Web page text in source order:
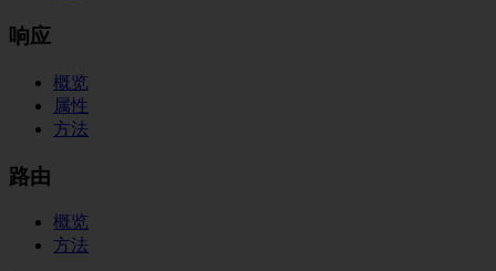
响应
概览
属性
方法
路由
概览
方法